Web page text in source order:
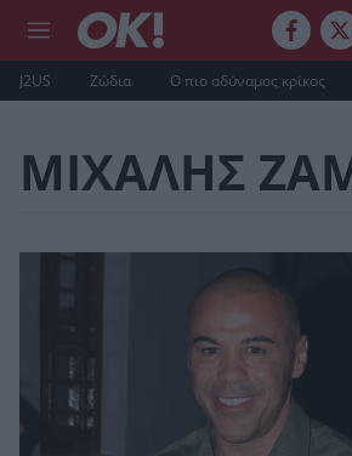
J2US Ζώδια Ο πιο αδύναμος κρίκος
ΜΙΧΑΛΗΣ